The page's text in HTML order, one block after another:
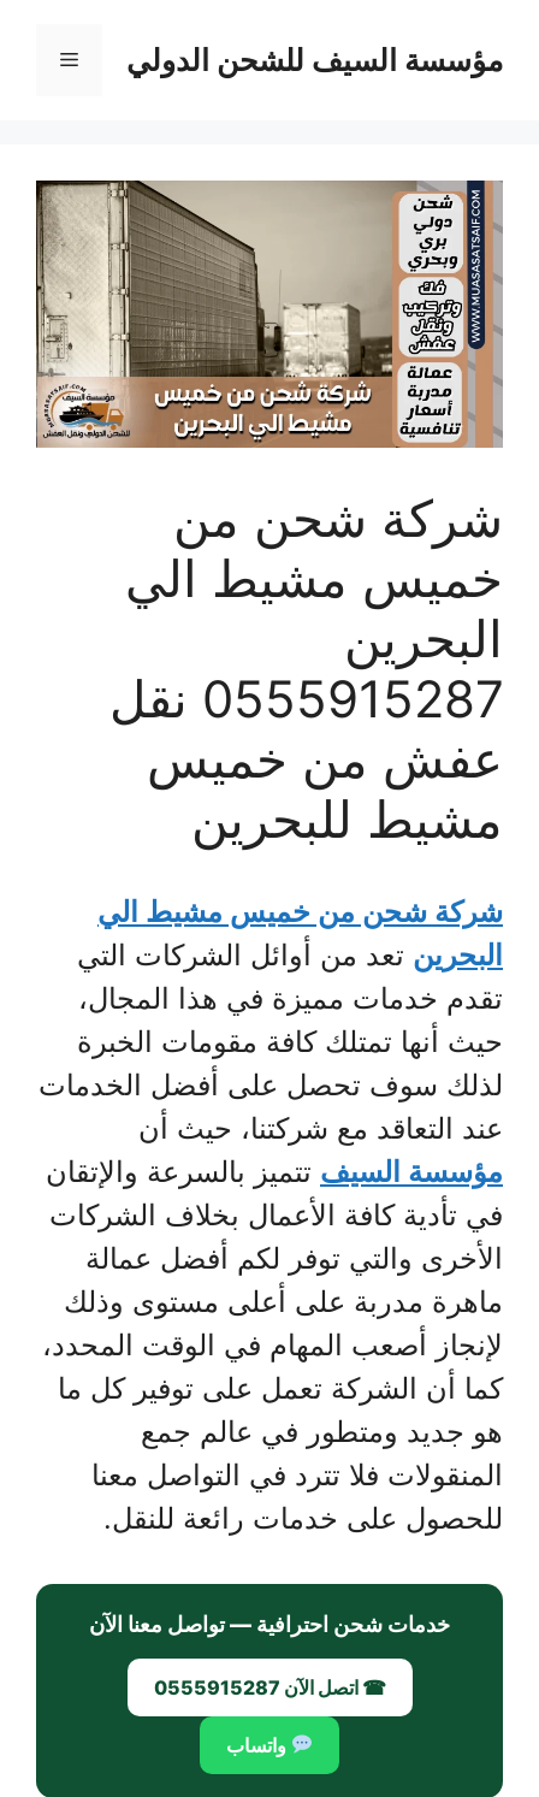
المحتوىمؤسسة السيف للشحن الدولي القائمة
شركة شحن من
خميس مشيط الي
البحرين
0555915287 نقل
عفش من خميس
مشيط للبحرين
شركة شحن من خميس مشيط الي
البحرين تعد من أوائل الشركات التي
تقدم خدمات مميزة في هذا المجال،
حيث أنها تمتلك كافة مقومات الخبرة
لذلك سوف تحصل على أفضل الخدمات
عند التعاقد مع شركتنا، حيث أن
مؤسسة السيف تتميز بالسرعة والإتقان
في تأدية كافة الأعمال بخلاف الشركات
الأخرى والتي توفر لكم أفضل عمالة
ماهرة مدربة على أعلى مستوى وذلك
لإنجاز أصعب المهام في الوقت المحدد،
كما أن الشركة تعمل على توفير كل ما
هو جديد ومتطور في عالم جمع
المنقولات فلا تترد في التواصل معنا
للحصول على خدمات رائعة للنقل.
خدمات شحن احترافية — تواصل معنا الآن
☎ اتصل الآن 0555915287
واتساب